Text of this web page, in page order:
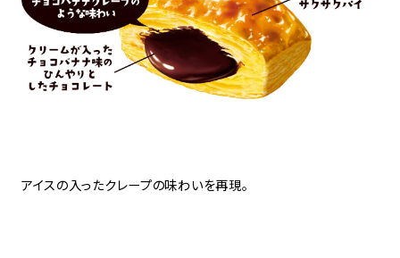
アイスの入ったクレープの味わいを再現。